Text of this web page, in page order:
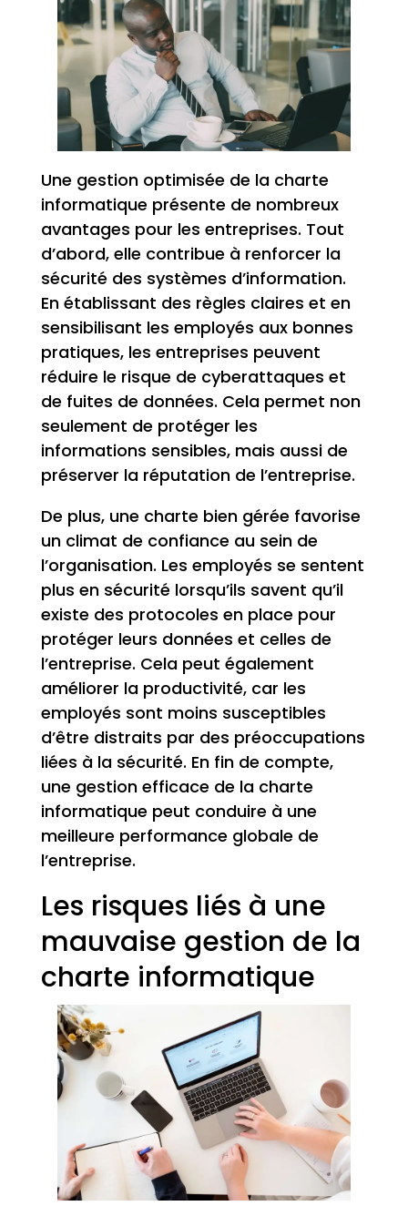
Une gestion optimisée de la charte
informatique présente de nombreux
avantages pour les entreprises. Tout
d’abord, elle contribue à renforcer la
sécurité des systèmes d’information.
En établissant des règles claires et en
sensibilisant les employés aux bonnes
pratiques, les entreprises peuvent
réduire le risque de cyberattaques et
de fuites de données. Cela permet non
seulement de protéger les
informations sensibles, mais aussi de
préserver la réputation de l’entreprise.
De plus, une charte bien gérée favorise
un climat de confiance au sein de
l’organisation. Les employés se sentent
plus en sécurité lorsqu’ils savent qu’il
existe des protocoles en place pour
protéger leurs données et celles de
l’entreprise. Cela peut également
améliorer la productivité, car les
employés sont moins susceptibles
d’être distraits par des préoccupations
liées à la sécurité. En fin de compte,
une gestion efficace de la charte
informatique peut conduire à une
meilleure performance globale de
l’entreprise.
Les risques liés à une
mauvaise gestion de la
charte informatique